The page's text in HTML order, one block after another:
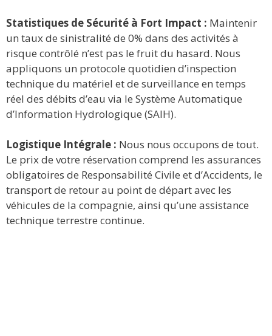
Statistiques de Sécurité à Fort Impact : Maintenir
un taux de sinistralité de 0% dans des activités à
risque contrôlé n’est pas le fruit du hasard. Nous
appliquons un protocole quotidien d’inspection
technique du matériel et de surveillance en temps
réel des débits d’eau via le Système Automatique
d’Information Hydrologique (SAIH).
Logistique Intégrale : Nous nous occupons de tout.
Le prix de votre réservation comprend les assurances
obligatoires de Responsabilité Civile et d’Accidents, le
transport de retour au point de départ avec les
véhicules de la compagnie, ainsi qu’une assistance
technique terrestre continue.